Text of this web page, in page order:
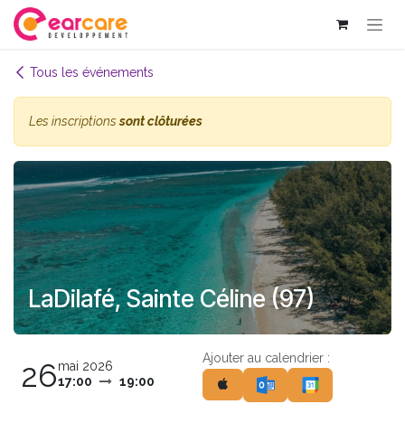
Se rendre au contenu
Tous les événements
Les inscriptionssont clôturées
LaDilafé, Sainte Céline (97)
26mai 2026
17:00
19:00
Ajouter au calendrier :